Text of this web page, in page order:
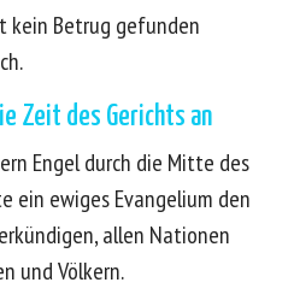
kein Betrug gefunden
Zeit des Gerichts an
Engel durch die Mitte des
ein ewiges Evangelium den
allen Nationen
und Völkern.